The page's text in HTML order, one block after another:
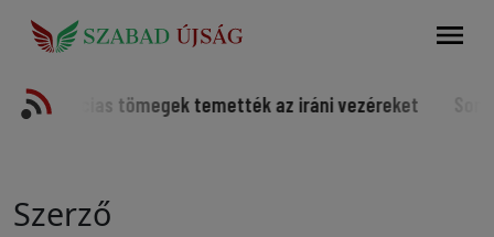
tömegek temették az iráni vezéreket Somorjai
Szerző